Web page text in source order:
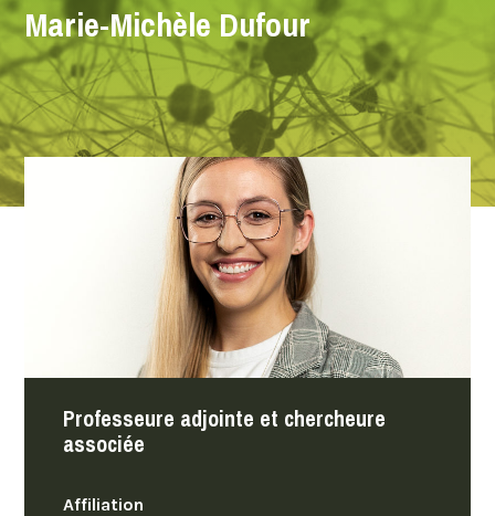
Marie-Michèle Dufour
MARIE-MICHÈLE DUFOUR -
chercheur associé
Professeure adjointe et chercheure
associée
Affiliation